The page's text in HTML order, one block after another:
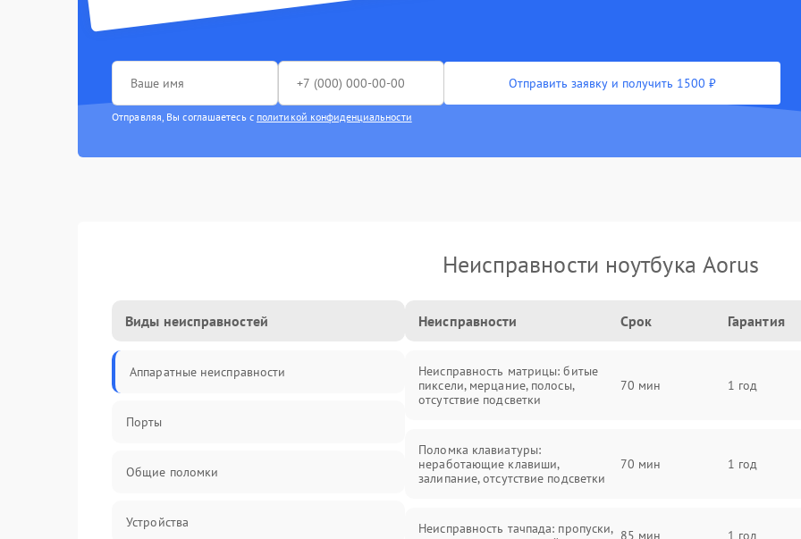
Отправить заявку и получить 1500 ₽
Отправляя, Вы соглашаетесь с политикой конфиденциальности
Неисправности ноутбука Aorus
Виды неисправностей
Аппаратные неисправности
Порты
Общие поломки
Устройства
Неисправности Срок Гарантия
Неисправность матрицы: битые
пиксели, мерцание, полосы,
отсутствие подсветки
70 мин 1 год
Поломка клавиатуры:
неработающие клавиши,
залипание, отсутствие подсветки
70 мин 1 год
Неисправность тачпада: пропуски, 85 мин 1 год